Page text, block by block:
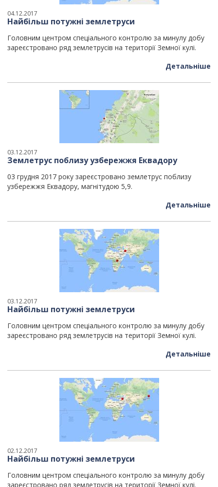
04.12.2017
Найбільш потужні землетруси
Головним центром спеціального контролю за минулу добу
зареєстровано ряд землетрусів на території Земної кулі.
Детальніше
03.12.2017
Землетрус поблизу узбережжя Еквадору
03 грудня 2017 року зареєстровано землетрус поблизу
узбережжя Еквадору, магнітудою 5,9.
Детальніше
03.12.2017
Найбільш потужні землетруси
Головним центром спеціального контролю за минулу добу
зареєстровано ряд землетрусів на території Земної кулі.
Детальніше
02.12.2017
Найбільш потужні землетруси
Головним центром спеціального контролю за минулу добу
зареєстровано ряд землетрусів на території Земної кулі.